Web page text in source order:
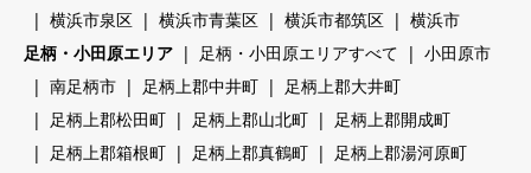
横浜市泉区
横浜市青葉区 横浜市都筑区
横浜市
足柄・小田原エリア
足柄・小田原エリアすべて
小田原市
南足柄市
足柄上郡中井町
足柄上郡大井町
足柄上郡松田町
足柄上郡山北町
足柄上郡開成町
足柄上郡箱根町
足柄上郡真鶴町
足柄上郡湯河原町